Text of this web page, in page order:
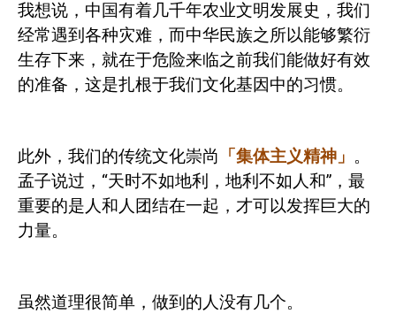
我想说，中国有着几千年农业文明发展史，我们
经常遇到各种灾难，而中华民族之所以能够繁衍
生存下来，就在于危险来临之前我们能做好有效
的准备，这是扎根于我们文化基因中的习惯。
此外，我们的传统文化崇尚 「集体主义精神」 。
孟子说过，“天时不如地利，地利不如人和”，最
重要的是人和人团结在一起，才可以发挥巨大的
力量。
虽然道理很简单，做到的人没有几个。